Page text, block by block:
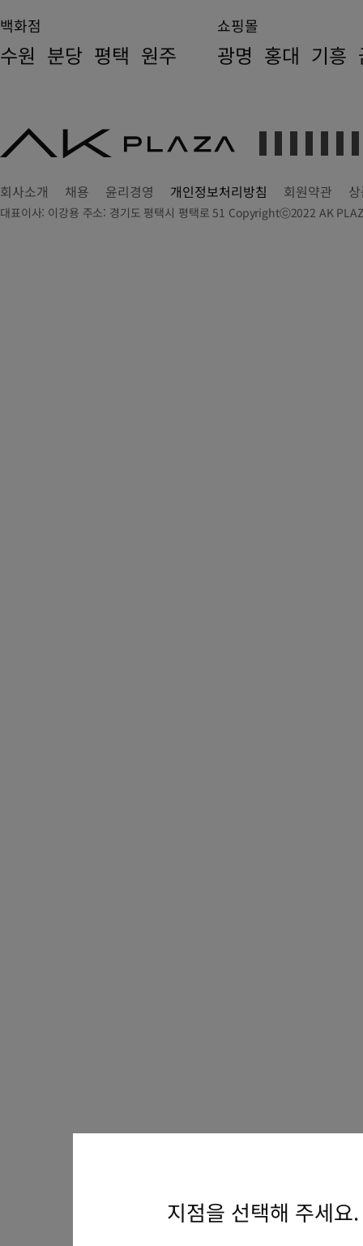
백화점
수원 분당 평택 원주
쇼핑몰
광명 홍대 기흥
PLAZA
회사소개
채용 윤리경영 개인정보처리방침 회원약관
대표이사: 이강용 주소: 경기도 평택시 평택로 51 Copyrightⓒ2022 AK
지점을 선택해 주세요.